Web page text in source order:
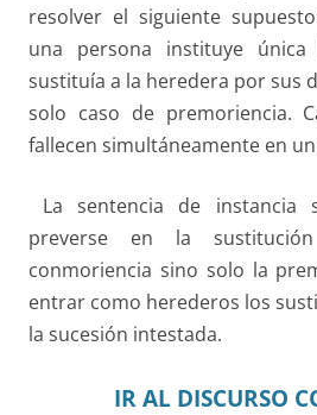
resolver el siguiente
una persona instituye
sustituía a la heredera por sus
solo caso de premoriencia.
fallecen simultáneamente en
La sentencia de instancia
preverse en la
conmoriencia sino solo la
entrar como herederos los
la sucesión intestada.
IR AL DISCURSO